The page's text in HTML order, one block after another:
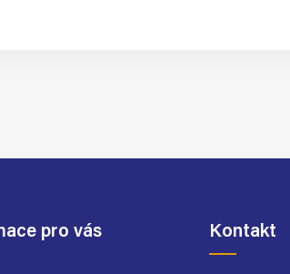
pro vás Kontakt